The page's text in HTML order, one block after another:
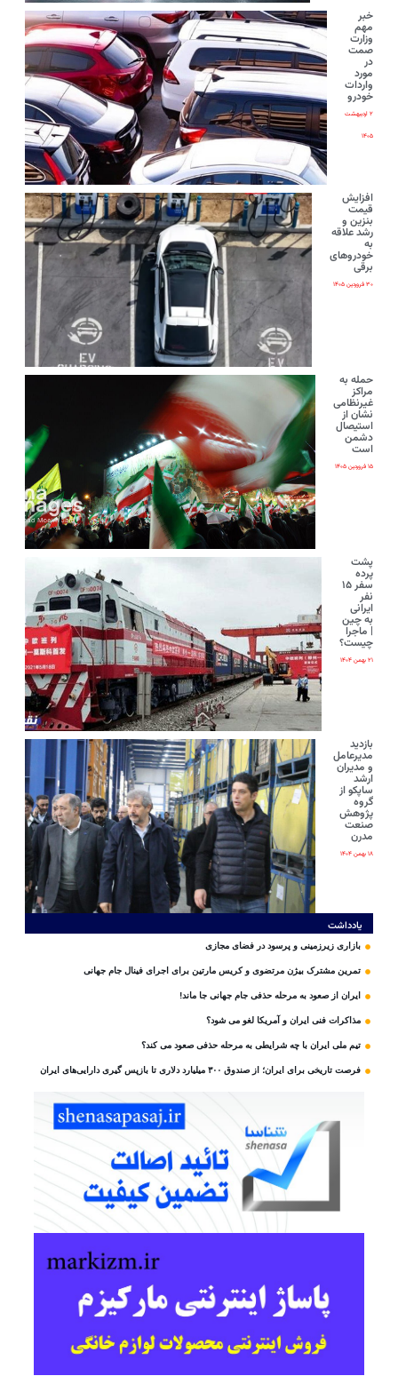
خبر
مهم
وزارت
صمت
در
مورد
واردات
خودرو
۲ اردیبهشت
۱۴۰۵
افزایش
قیمت
بنزین و
رشد علاقه
به
خودروهای
برقی
۳۰ فروردین ۱۴۰۵
حمله به
مراکز
غیرنظامی
نشان از
استیصال
دشمن
است
۱۵ فروردین ۱۴۰۵
پشت
پرده
سفر ۱۵
نفر
ایرانی‌
به چین
| ماجرا
چیست؟
۲۱ بهمن ۱۴۰۴
بازدید
مدیرعامل
و مدیران
ارشد
ساپکو از
گروه
پژوهش
صنعت
مدرن
۱۸ بهمن ۱۴۰۴
یادداشت
بازاری زیرزمینی و پرسود در فضای مجازی
تمرین مشترک بیژن مرتضوی و کریس مارتین برای اجرای فینال جام جهانی
ایران از صعود به مرحله حذفی جام جهانی جا ماند!
مذاکرات فنی ایران و آمریکا لغو می شود؟
تیم ملی ایران با چه شرایطی به مرحله حذفی صعود می کند؟
فرصت تاریخی برای ایران؛ از صندوق ۳۰۰ میلیارد دلاری تا بازپس گیری دارایی‌های ایران